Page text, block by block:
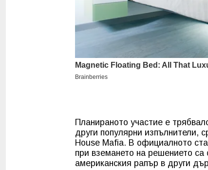
Планираното участие е
други популярни изпълнители,
House Mafia. В официалното
при вземането на решението
американския рапър в други